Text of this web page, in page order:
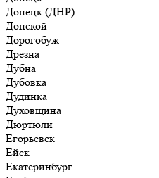
Донецк (ДНР)
Донской
Дорогобуж
Дрезна
Дубна
Дубовка
Дудинка
Духовщина
Дюртюли
Егорьевск
Ейск
Екатеринбург